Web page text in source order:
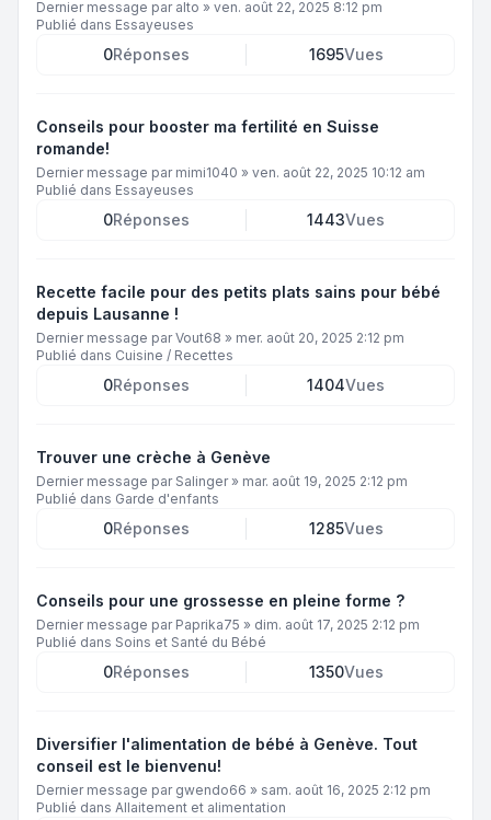
Dernier message par alto » ven. août 22, 2025 8:12 pm
Publié dans Essayeuses
0Réponses 1695Vues
Conseils pour booster ma fertilité en Suisse
romande!
Dernier message par mimi1040 » ven. août 22, 2025 10:12 am
Publié dans Essayeuses
0Réponses 1443Vues
Recette facile pour des petits plats sains pour bébé
depuis Lausanne !
Dernier message parVout68 » mer. août 20, 2025 2:12 pm
Publié dans Cuisine / Recettes
0Réponses 1404Vues
Trouver une crèche à Genève
Dernier message par Salinger» mar. août 19, 2025 2:12 pm
Publié dans Garde d'enfants
0Réponses 1285Vues
Conseils pour une grossesse en pleine forme ?
Dernier message par Paprika75 » dim. août 17, 2025 2:12 pm
Publié dans Soins et Santé du Bébé
0Réponses 1350Vues
Diversifier l'alimentation de bébé à Genève. Tout
conseil est le bienvenu!
Dernier message par gwendo66 » sam. août 16, 2025 2:12 pm
Publié dans Allaitement et alimentation